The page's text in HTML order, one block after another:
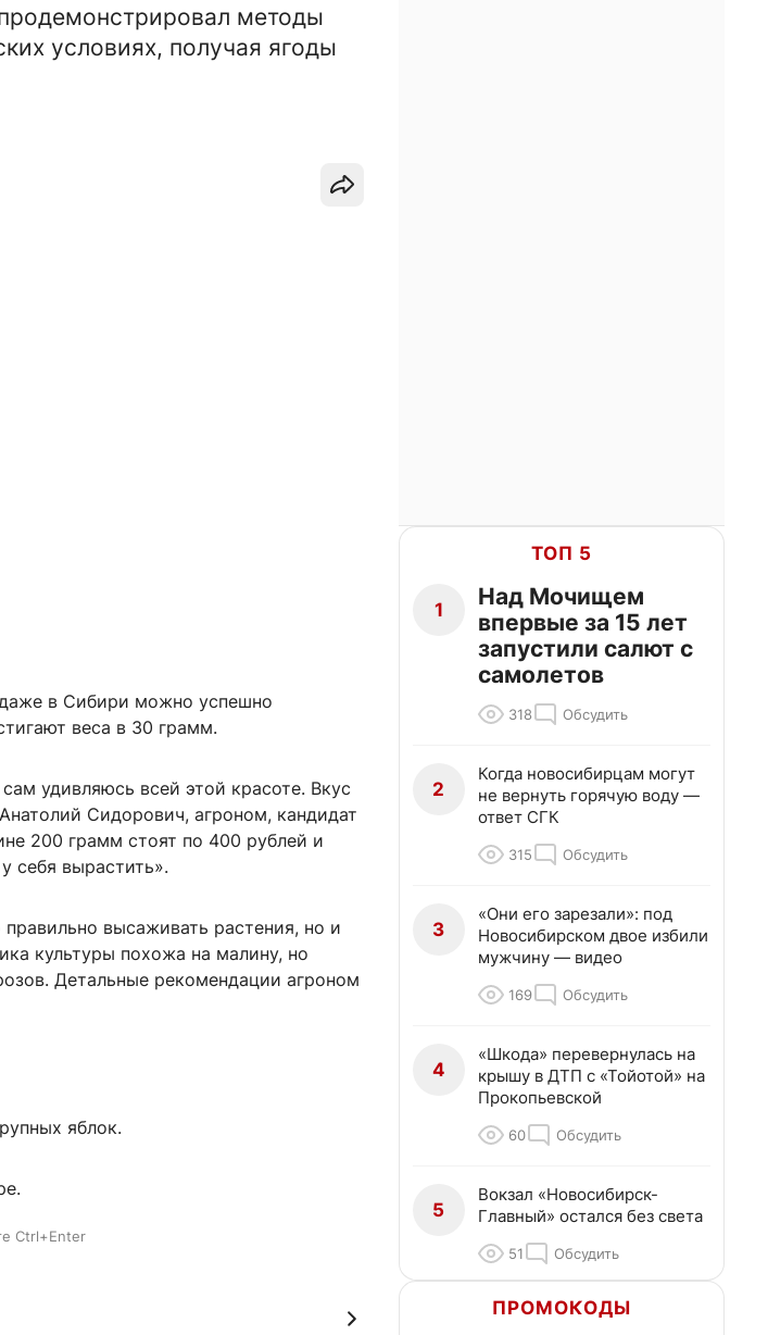
методы
условиях, получая ягоды
в Сибири можно успешно
веса в 30 грамм.
удивляюсь всей этой красоте. Вкус
Сидорович, агроном, кандидат
200 грамм стоят по 400 рублей и
себя вырастить».
высаживать растения, но и
культуры похожа на малину, но
Детальные рекомендации агроном
яблок.
Ctrl+Enter
ТОП 5
1
Над Мочищем
впервые за 15 лет
запустили салют с
самолетов
318 Обсудить
2
Когда новосибирцам могут
не вернуть горячую воду —
ответ СГК
315 Обсудить
3
«Они его зарезали»: под
Новосибирском двое избили
мужчину — видео
169 Обсудить
4
«Шкода» перевернулась на
крышу в ДТП с «Тойотой» на
Прокопьевской
60 Обсудить
5
Вокзал «Новосибирск-
Главный» остался без света
51 Обсудить
ПРОМОКОДЫ